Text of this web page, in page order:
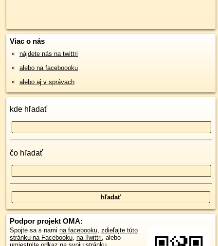
Viac o nás
nájdete nás na twittri
alebo na faceboooku
alebo aj v správach
kde hľadať
čo hľadať
Podpor projekt OMA:
Spojte sa s nami na facebooku, zdieľajte túto
stránku na Facebooku, na Twittri, alebo